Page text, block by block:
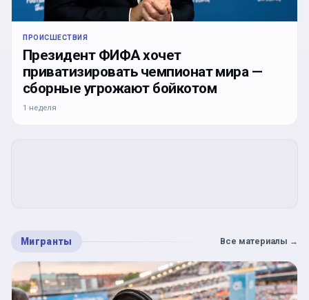
ПРОИСШЕСТВИЯ
Президент ФИФА хочет
приватизировать чемпионат мира —
сборные угрожают бойкотом
1 неделя
Мигранты Все материалы →